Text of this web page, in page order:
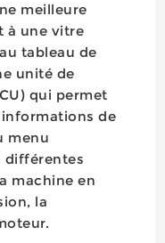
meilleure
à une vitre
tableau de
unité de
qui permet
informations de
menu
différentes
machine en
la